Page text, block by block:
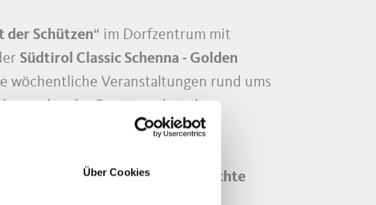
Über Cookies
der Schützen“ im Dorfzentrum mit
Südtirol Classic Schenna - Golden
wöchentliche Veranstaltungen rund ums
runden das Eventangebot ab.
und typische Südtiroler Gerichte